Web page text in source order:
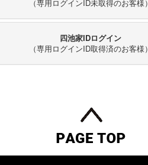
（専用ログインID未取得のお客様）
四池家IDログイン
（専用ログインID取得済のお客様）